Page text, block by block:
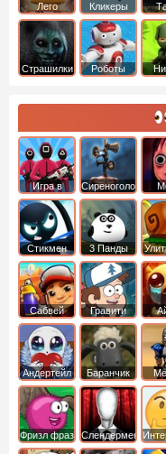
Лего Кликеры
Страшилки Роботы
Игра в
Кальмара
Сиреноголовый
Стикмен 3 Панды
Сабвей
Серф
Гравити
Фолз
Андертейл
Баранчик
Шон
Фризл фраз Слендермен